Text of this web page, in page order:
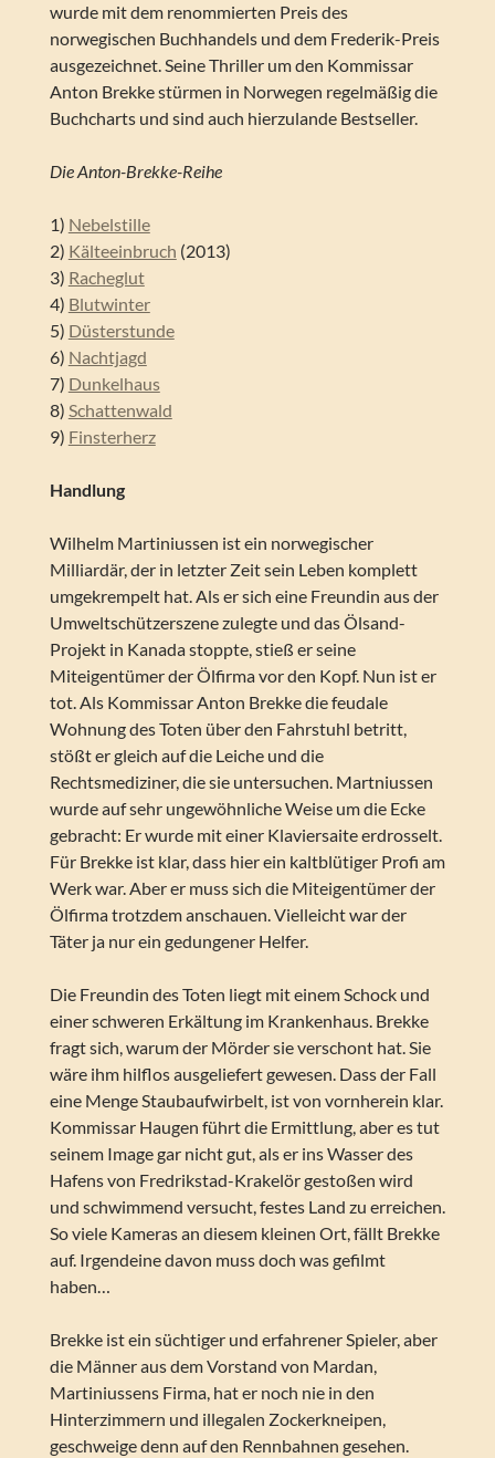
wurde mit dem renommierten Preis des
norwegischen Buchhandels und dem Frederik-Preis
ausgezeichnet. Seine Thriller um den Kommissar
Anton Brekke stürmen in Norwegen regelmäßig die
Buchcharts und sind auch hierzulande Bestseller.
Die Anton-Brekke-Reihe
1) Nebelstille
2) Kälteeinbruch (2013)
3) Racheglut
4) Blutwinter
5) Düsterstunde
6) Nachtjagd
7) Dunkelhaus
8) Schattenwald
9) Finsterherz
Handlung
Wilhelm Martiniussen ist ein norwegischer
Milliardär, der in letzter Zeit sein Leben komplett
umgekrempelt hat. Als er sich eine Freundin aus der
Umweltschützerszene zulegte und das Ölsand-
Projekt in Kanada stoppte, stieß er seine
Miteigentümer der Ölfirma vor den Kopf. Nun ist er
tot. Als Kommissar Anton Brekke die feudale
Wohnung des Toten über den Fahrstuhl betritt,
stößt er gleich auf die Leiche und die
Rechtsmediziner, die sie untersuchen. Martniussen
wurde auf sehr ungewöhnliche Weise um die Ecke
gebracht: Er wurde mit einer Klaviersaite erdrosselt.
Für Brekke ist klar, dass hier ein kaltblütiger Profi am
Werk war. Aber er muss sich die Miteigentümer der
Ölfirma trotzdem anschauen. Vielleicht war der
Täter ja nur ein gedungener Helfer.
Die Freundin des Toten liegt mit einem Schock und
einer schweren Erkältung im Krankenhaus. Brekke
fragt sich, warum der Mörder sie verschont hat. Sie
wäre ihm hilflos ausgeliefert gewesen. Dass der Fall
eine Menge Staubaufwirbelt, ist von vornherein klar.
Kommissar Haugen führt die Ermittlung, aber es tut
seinem Image gar nicht gut, als er ins Wasser des
Hafens von Fredrikstad-Krakelör gestoßen wird
und schwimmend versucht, festes Land zu erreichen.
So viele Kameras an diesem kleinen Ort, fällt Brekke
auf. Irgendeine davon muss doch was gefilmt
haben…
Brekke ist ein süchtiger und erfahrener Spieler, aber
die Männer aus dem Vorstand von Mardan,
Martiniussens Firma, hat er noch nie in den
Hinterzimmern und illegalen Zockerkneipen,
geschweige denn auf den Rennbahnen gesehen.